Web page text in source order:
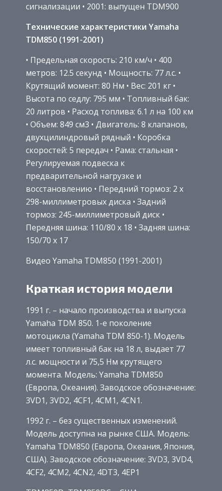
сигнализации • 2001: выпущен TDM900
Технические характеристики Yamaha
TDM850 (1991-2001)
• Предельная скорость: 210 км/ч • 400
метров: 12.5 секунд • Мощность: 77 л.с. •
Крутящий момент: 80 Нм • Вес: 201 кг •
Высота по седлу: 795 мм • Топливный бак:
20 литров • Расход топлива: 6.1 л на 100 км
• Объем: 849 см3 • Двигатель: 8 клапанов,
двухцилиндровый рядный • Коробка
скоростей: 5 передач • Рама: стальная •
Регулируемая подвеска к
предварительной нагрузке и
восстановлению • Передний тормоз: 2 x
298-миллиметровых диска • Задний
тормоз: 245-миллиметровый диск •
Передняя шина: 110/80 x 18 • Задняя шина:
150/70 x 17
Видео Yamaha TDM850 (1991-2001)
Краткая история модели
1991 г. – начало производства и выпуска
Yamaha TDM 850. 1-е поколение
мотоцикла (Yamaha TDM 850-1). Модель
имеет топливный бак на 18 л, выдает 77
л.с. мощности и 75,5 Нм крутящего
момента. Модель: Yamaha TDM850
(Европа, Океания). Заводское обозначение:
3VD1, 3VD2, 4CF1, 4CM1, 4CN1.
1992 г. – без существенных изменений.
Модель доступна на рынке США. Модель:
Yamaha TDM850 (Европа, Океания, Япония,
США). Заводское обозначение: 3VD3, 3VD4,
4CF2, 4CM2, 4CN2, 4DT3, 4EP1